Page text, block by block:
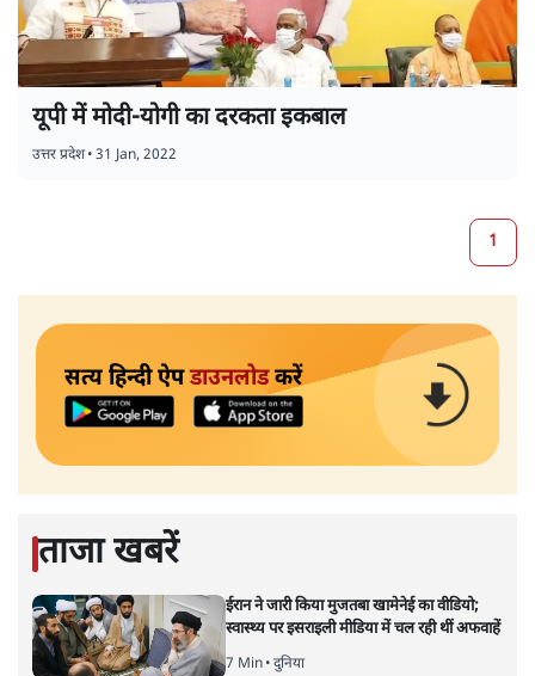
यूपी में मोदी-योगी का दरकता इकबाल
उत्तर प्रदेश•31 Jan, 2022
1
सत्य हिन्दी ऐपडाउनलोडकरें
ताजा खबरें
ईरान ने जारी किया मुजतबा खामेनेई का वीडियो;
स्वास्थ्य पर इसराइली मीडिया में चल रही थीं अफवाहें
7 Min• दुनिया